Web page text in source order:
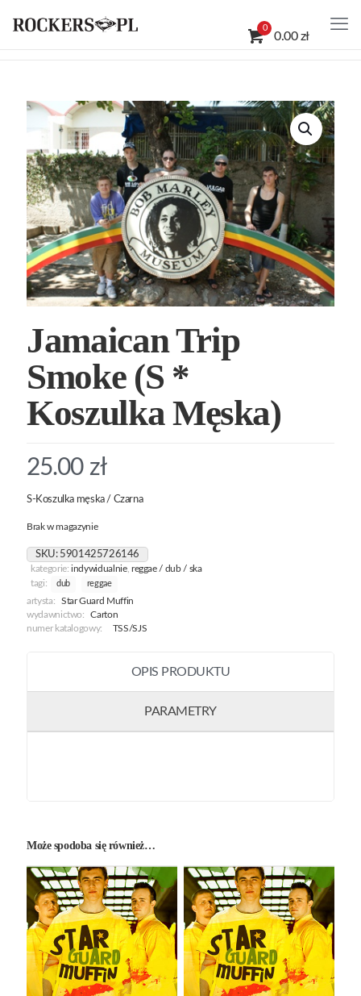
0
0.00 zł
Jamaican Trip
Smoke (S *
Koszulka Męska)
25.00 zł
S-Koszulka męska / Czarna
Brak w magazynie
SKU: 5901425726146
kategorie: indywidualnie, reggae / dub / ska
tagi:
dub reggae
artysta:
Star Guard Muffin
wydawnictwo:
Carton
numer katalogowy:
TSS/SJS
OPIS PRODUKTU
PARAMETRY
Może spodoba się również…